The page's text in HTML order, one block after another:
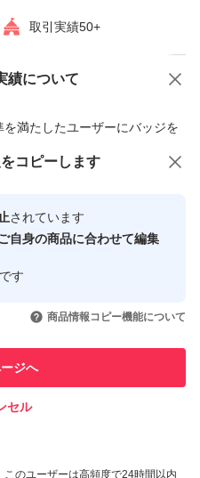
取引実績50+
績について
満たしたユーザーにバッジを
心・安全なユーザーです
引を完了させた実績があります
での取引実績があります
このユーザーは高頻度で24時間以内
商品への質問
コピーします
されています
自身の商品に合わせて編集
です
商品情報コピー機能について
ジへ
セル
メ